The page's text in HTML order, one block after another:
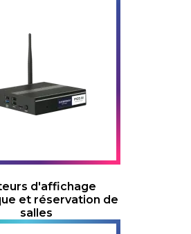
d'affichage
et réservation de
salles